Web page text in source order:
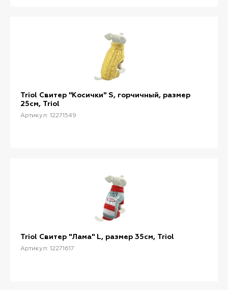
Triol Свитер "Косички" S, горчичный, размер
25см, Triol
Артикул: 12271549
Triol Свитер "Лама" L, размер 35см, Triol
Артикул: 12271617